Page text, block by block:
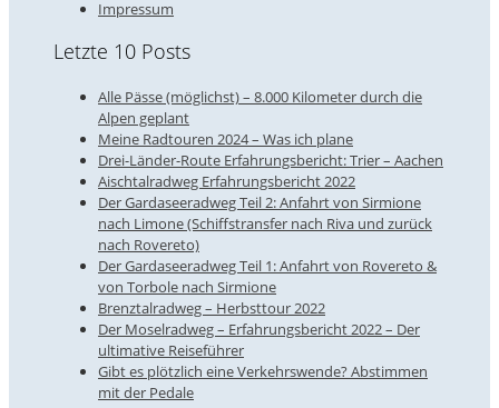
Impressum
Letzte 10 Posts
Alle Pässe (möglichst) – 8.000 Kilometer durch die
Alpen geplant
Meine Radtouren 2024 – Was ich plane
Drei-Länder-Route Erfahrungsbericht: Trier – Aachen
Aischtalradweg Erfahrungsbericht 2022
Der Gardaseeradweg Teil 2: Anfahrt von Sirmione
nach Limone (Schiffstransfer nach Riva und zurück
nach Rovereto)
Der Gardaseeradweg Teil 1: Anfahrt von Rovereto &
von Torbole nach Sirmione
Brenztalradweg – Herbsttour 2022
Der Moselradweg – Erfahrungsbericht 2022 – Der
ultimative Reiseführer
Gibt es plötzlich eine Verkehrswende? Abstimmen
mit der Pedale